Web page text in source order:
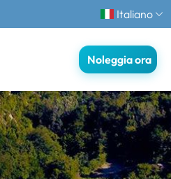
Italiano
Noleggia ora